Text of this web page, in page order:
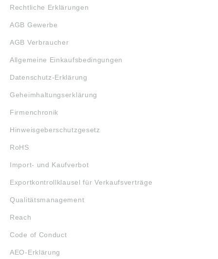
Rechtliche Erklärungen
AGB Gewerbe
AGB Verbraucher
Allgemeine Einkaufsbedingungen
Datenschutz-Erklärung
Geheimhaltungserklärung
Firmenchronik
Hinweisgeberschutzgesetz
RoHS
Import- und Kaufverbot
Exportkontrollklausel für Verkaufsverträge
Qualitätsmanagement
Reach
Code of Conduct
AEO-Erklärung